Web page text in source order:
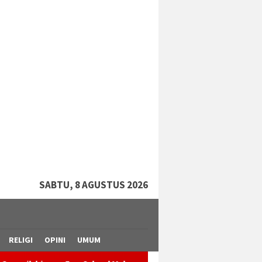
SABTU, 8 AGUSTUS 2026
RELIGI OPINI UMUM